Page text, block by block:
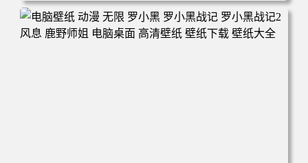
电脑壁纸 柯南和小兰背靠背 夕阳 日落 4K动漫壁纸 电脑桌
面 高清壁纸 壁纸下载 壁纸大全